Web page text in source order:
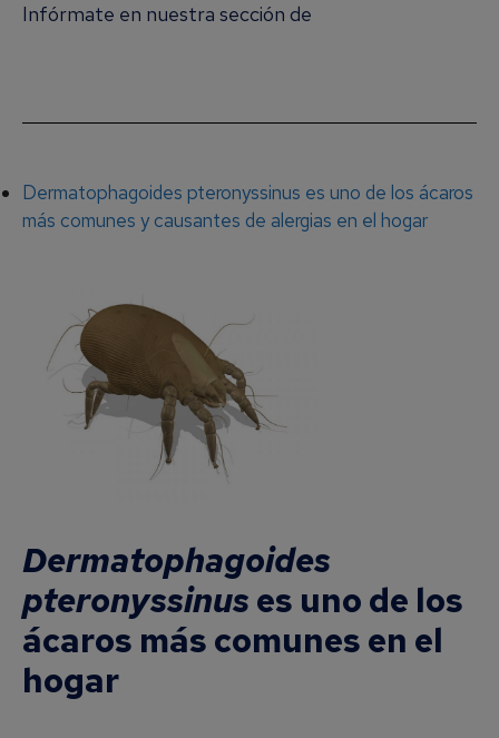
Infórmate en nuestra sección de
Dermatophagoides pteronyssinus es uno de los ácaros
más comunes y causantes de alergias en el hogar
Dermatophagoides
pteronyssinus es uno de los
ácaros más comunes en el
hogar